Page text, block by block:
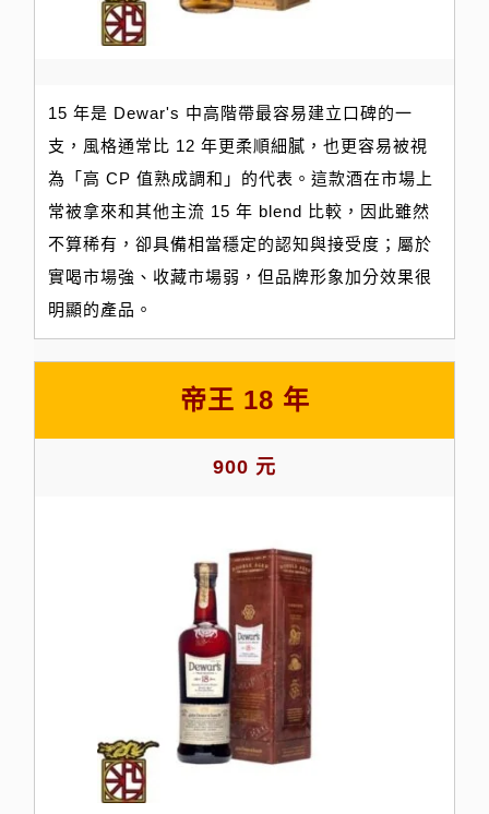
15 年是 Dewar's 中高階帶最容易建立口碑的一
支，風格通常比 12 年更柔順細膩，也更容易被視
為「高 CP 值熟成調和」的代表。這款酒在市場上
常被拿來和其他主流 15 年 blend 比較，因此雖然
不算稀有，卻具備相當穩定的認知與接受度；屬於
實喝市場強、收藏市場弱，但品牌形象加分效果很
明顯的產品。
帝王 18 年
900 元